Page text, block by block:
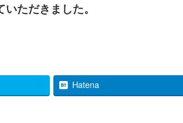
ただきました。
Hatena